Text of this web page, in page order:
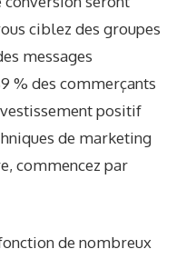
ciblez des groupes
messages
% des commerçants
positif
de marketing
commencez par
de nombreux